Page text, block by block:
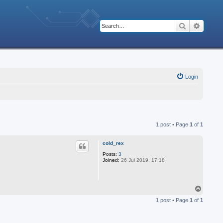
Search
Login
1 post • Page 1 of 1
cold_rex
Posts: 3
Joined: 26 Jul 2019, 17:18
p
1 post • Page 1 of 1